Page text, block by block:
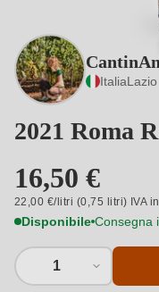
ItaliaLazio
2021 Roma
16,50 €
22,00 €/litri (0,75 litri) IVA
Disponibile Consegna
1